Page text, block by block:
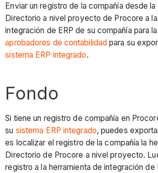
Enviar un registro de la compañía desde la
Directorio a nivel proyecto de Procore a
integración de ERP de su compañía para
aprobadores de contabilidad para su
sistema ERP integrado.
Fondo
Si tiene un registro de compañía en
su sistema ERP integrado, puedes
es localizar el registro de la compañía la
Directorio de Procore a nivel proyecto.
registro a la herramienta de integración de